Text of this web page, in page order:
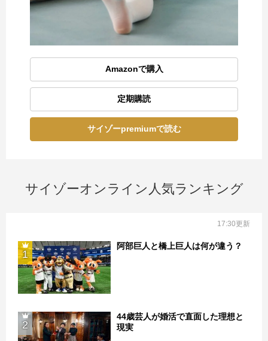
Amazonで購入
定期購読
サイゾーpremiumで読む
サイゾーオンライン人気ランキング
17:30更新
1
阿部巨人と橋上巨人は何が違う？
2
44歳芸人が婚活で直面した理想と
現実